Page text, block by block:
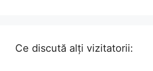
Ce discută alți vizitatorii: